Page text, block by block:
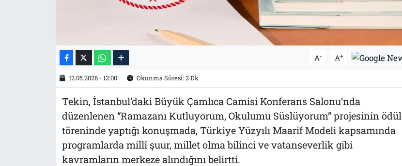
A- A+
12.05.2026 - 12:00 Okunma Süresi: 2 Dk
Tekin, İstanbul’daki Büyük Çamlıca Camisi Konferans Salonu’nda
düzenlenen “Ramazanı Kutluyorum, Okulumu Süslüyorum” projesinin ödül
töreninde yaptığı konuşmada, Türkiye Yüzyılı Maarif Modeli kapsamında
programlarda millî şuur, millet olma bilinci ve vatanseverlik gibi
kavramların merkeze alındığını belirtti.